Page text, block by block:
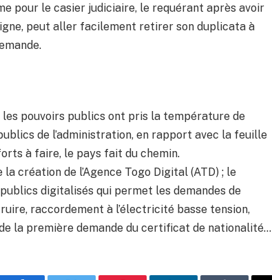
pour le casier judiciaire, le requérant après avoir
peut aller facilement retirer son duplicata à
pouvoirs publics ont pris la température de
de l’administration, en rapport avec la feuille
à faire, le pays fait du chemin.
création de l’Agence Togo Digital (ATD) ; le
digitalisés qui permet les demandes de
raccordement à l’électricité basse tension,
la première demande du certificat de nationalité…